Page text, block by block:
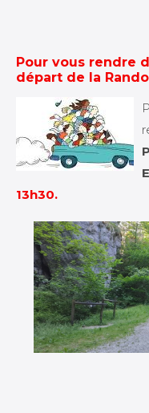
Pour vous rendre
départ de la
13h30.